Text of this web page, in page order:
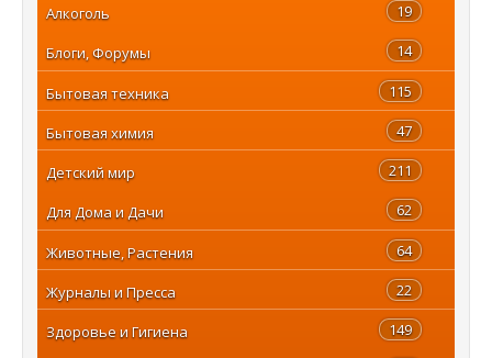
19
Алкоголь
14
Блоги, Форумы
115
Бытовая техника
47
Бытовая химия
211
Детский мир
62
Для Дома и Дачи
64
Животные, Растения
22
Журналы и Пресса
149
Здоровье и Гигиена